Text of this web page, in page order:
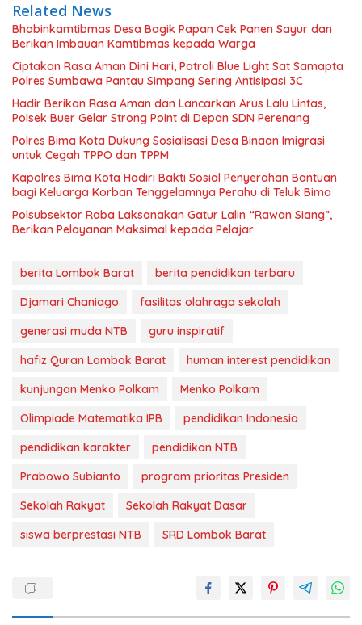
Related News
Bhabinkamtibmas Desa Bagik Papan Cek Panen Sayur dan
Berikan Imbauan Kamtibmas kepada Warga
Ciptakan Rasa Aman Dini Hari, Patroli Blue Light Sat Samapta
Polres Sumbawa Pantau Simpang Sering Antisipasi 3C
Hadir Berikan Rasa Aman dan Lancarkan Arus Lalu Lintas,
Polsek Buer Gelar Strong Point di Depan SDN Perenang
Polres Bima Kota Dukung Sosialisasi Desa Binaan Imigrasi
untuk Cegah TPPO dan TPPM
Kapolres Bima Kota Hadiri Bakti Sosial Penyerahan Bantuan
bagi Keluarga Korban Tenggelamnya Perahu di Teluk Bima
Polsubsektor Raba Laksanakan Gatur Lalin “Rawan Siang”,
Berikan Pelayanan Maksimal kepada Pelajar
berita Lombok Barat
berita pendidikan terbaru
Djamari Chaniago
fasilitas olahraga sekolah
generasi muda NTB
guru inspiratif
hafiz Quran Lombok Barat
human interest pendidikan
kunjungan Menko Polkam
Menko Polkam
Olimpiade Matematika IPB
pendidikan Indonesia
pendidikan karakter
pendidikan NTB
Prabowo Subianto
program prioritas Presiden
Sekolah Rakyat
Sekolah Rakyat Dasar
siswa berprestasi NTB
SRD Lombok Barat